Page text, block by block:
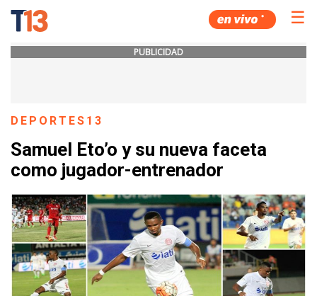
☰
PUBLICIDAD
DEPORTES13
Samuel Eto’o y su nueva faceta
como jugador-entrenador